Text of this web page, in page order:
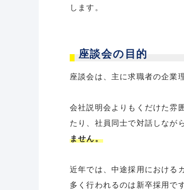
します。
座談会の目的
座談会は、主に求職者の企業
会社説明会よりもくだけた雰
たり、社員同士で対話しなが
ません。
近年では、中途採用における
多く行われるのは新卒採用です